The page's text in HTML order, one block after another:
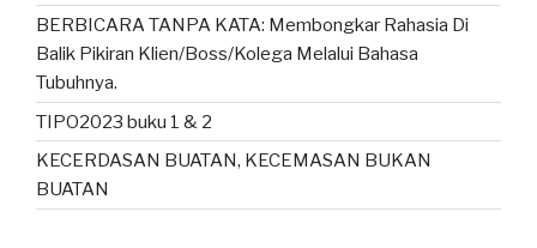
BERBICARA TANPA KATA: Membongkar Rahasia Di
Balik Pikiran Klien/Boss/Kolega Melalui Bahasa
Tubuhnya.
TIPO2023 buku 1 & 2
KECERDASAN BUATAN, KECEMASAN BUKAN
BUATAN